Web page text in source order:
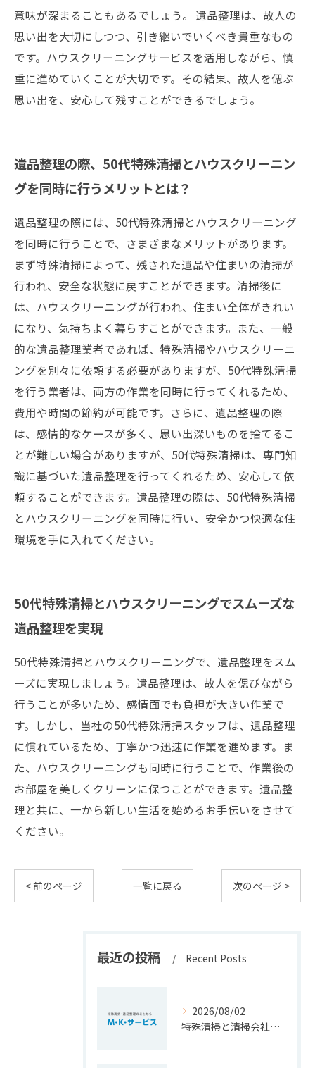
意味が深まることもあるでしょう。 遺品整理は、故人の
思い出を大切にしつつ、引き継いでいくべき貴重なもの
です。ハウスクリーニングサービスを活用しながら、慎
重に進めていくことが大切です。その結果、故人を偲ぶ
思い出を、安心して残すことができるでしょう。
遺品整理の際、50代特殊清掃とハウスクリーニン
グを同時に行うメリットとは？
遺品整理の際には、50代特殊清掃とハウスクリーニング
を同時に行うことで、さまざまなメリットがあります。
まず特殊清掃によって、残された遺品や住まいの清掃が
行われ、安全な状態に戻すことができます。清掃後に
は、ハウスクリーニングが行われ、住まい全体がきれい
になり、気持ちよく暮らすことができます。また、一般
的な遺品整理業者であれば、特殊清掃やハウスクリーニ
ングを別々に依頼する必要がありますが、50代特殊清掃
を行う業者は、両方の作業を同時に行ってくれるため、
費用や時間の節約が可能です。さらに、遺品整理の際
は、感情的なケースが多く、思い出深いものを捨てるこ
とが難しい場合がありますが、50代特殊清掃は、専門知
識に基づいた遺品整理を行ってくれるため、安心して依
頼することができます。遺品整理の際は、50代特殊清掃
とハウスクリーニングを同時に行い、安全かつ快適な住
環境を手に入れてください。
50代特殊清掃とハウスクリーニングでスムーズな
遺品整理を実現
50代特殊清掃とハウスクリーニングで、遺品整理をスム
ーズに実現しましょう。遺品整理は、故人を偲びながら
行うことが多いため、感情面でも負担が大きい作業で
す。しかし、当社の50代特殊清掃スタッフは、遺品整理
に慣れているため、丁寧かつ迅速に作業を進めます。ま
た、ハウスクリーニングも同時に行うことで、作業後の
お部屋を美しくクリーンに保つことができます。遺品整
理と共に、一から新しい生活を始めるお手伝いをさせて
ください。
< 前のページ 一覧に戻る 次のページ >
最近の投稿 Recent Posts
2026/08/02
特殊清掃と清掃会社選びを福岡県北九州市小倉南区で安心して進めるための大切なポイント